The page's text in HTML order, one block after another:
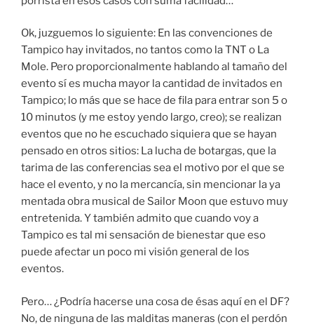
Ok, juzguemos lo siguiente: En las convenciones de
Tampico hay invitados, no tantos como la TNT o La
Mole. Pero proporcionalmente hablando al tamaño del
evento sí es mucha mayor la cantidad de invitados en
Tampico; lo más que se hace de fila para entrar son 5 o
10 minutos (y me estoy yendo largo, creo); se realizan
eventos que no he escuchado siquiera que se hayan
pensado en otros sitios: La lucha de botargas, que la
tarima de las conferencias sea el motivo por el que se
hace el evento, y no la mercancía, sin mencionar la ya
mentada obra musical de Sailor Moon que estuvo muy
entretenida. Y también admito que cuando voy a
Tampico es tal mi sensación de bienestar que eso
puede afectar un poco mi visión general de los
eventos.
Pero… ¿Podría hacerse una cosa de ésas aquí en el DF?
No, de ninguna de las malditas maneras (con el perdón